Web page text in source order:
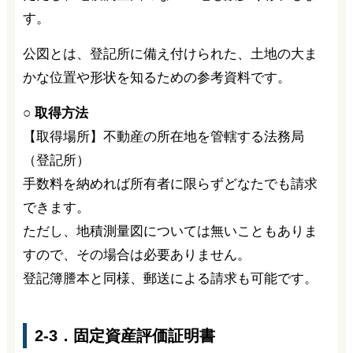
す。
公図とは、登記所に備え付けられた、土地の大ま
かな位置や形状を知るための参考資料です。
○ 取得方法
【取得場所】不動産の所在地を管轄する法務局
（登記所）
手数料を納めれば所有者に限らずどなたでも請求
できます。
ただし、地積測量図については無いこともありま
すので、その場合は必要ありません。
登記簿謄本と同様、郵送による請求も可能です。
2-3．固定資産評価証明書